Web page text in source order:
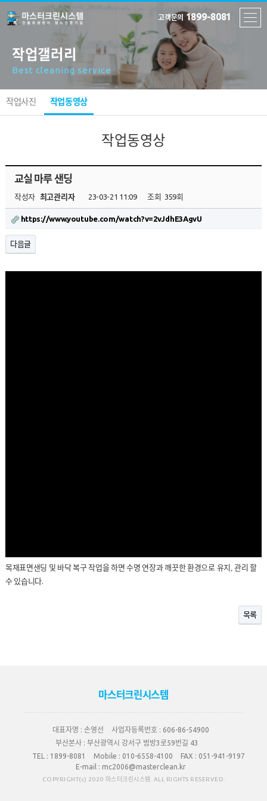
고객문의 1899-8081
작업갤러리
Best cleaning service
작업사진 작업동영상
작업동영상
교실 마루 샌딩
작성자 최고관리자 23-03-21 11:09 조회 359회
https://www.youtube.com/watch?v=2vJdhE3AgvU
다음글
목재표면샌딩 및 바닥 복구 작업을 하면 수명 연장과 깨끗한 환경으로 유지 , 관리 할
수 있습니다.
목록
마스터크린시스템
대표자명 : 손영선 사업자등록번호 : 606-86-54900
부산본사 : 부산광역시 강서구 범방3로59번길 43
TEL : 1899-8081 Mobile : 010-6558-4100 FAX : 051-941-9197
E-mail : mc2006@masterclean.kr
COPYRIGHT(c) 2020 마스터크린시스템. ALL RIGHTS RESERVED.